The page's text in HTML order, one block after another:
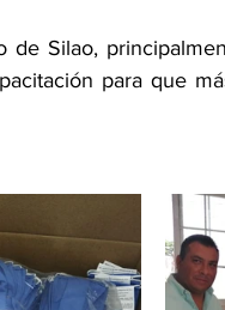
Silao,
para que